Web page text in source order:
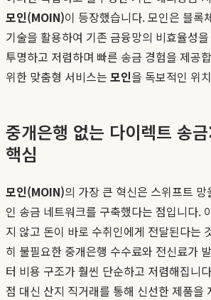
모인(MOIN)이 등장했습니다. 모인은 블록
기술을 활용하여 기존 금융망의 비효율성
투명하고 저렴하며 빠른 송금 경험을 제공
위한 맞춤형 서비스는 모인을 독보적인 위
중개은행 없는 다이렉트 송
핵심
모인(MOIN)의 가장 큰 혁신은 스위프트
인 송금 네트워크를 구축했다는 점입니다.
지 않고 돈이 바로 수취인에게 전달된다는
히 불필요한 중개은행 수수료와 전신료가
터 비용 구조가 훨씬 단순하고 저렴해집니
점 대신 산지 직거래를 통해 신선한 제품을